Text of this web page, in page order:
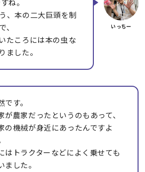
ね。
、本の二大巨頭を制
、
たころには本の虫な
ました。
です。
が農家だったというのもあって、
の機械が身近にあったんですよ
はトラクターなどによく乗せても
ました。